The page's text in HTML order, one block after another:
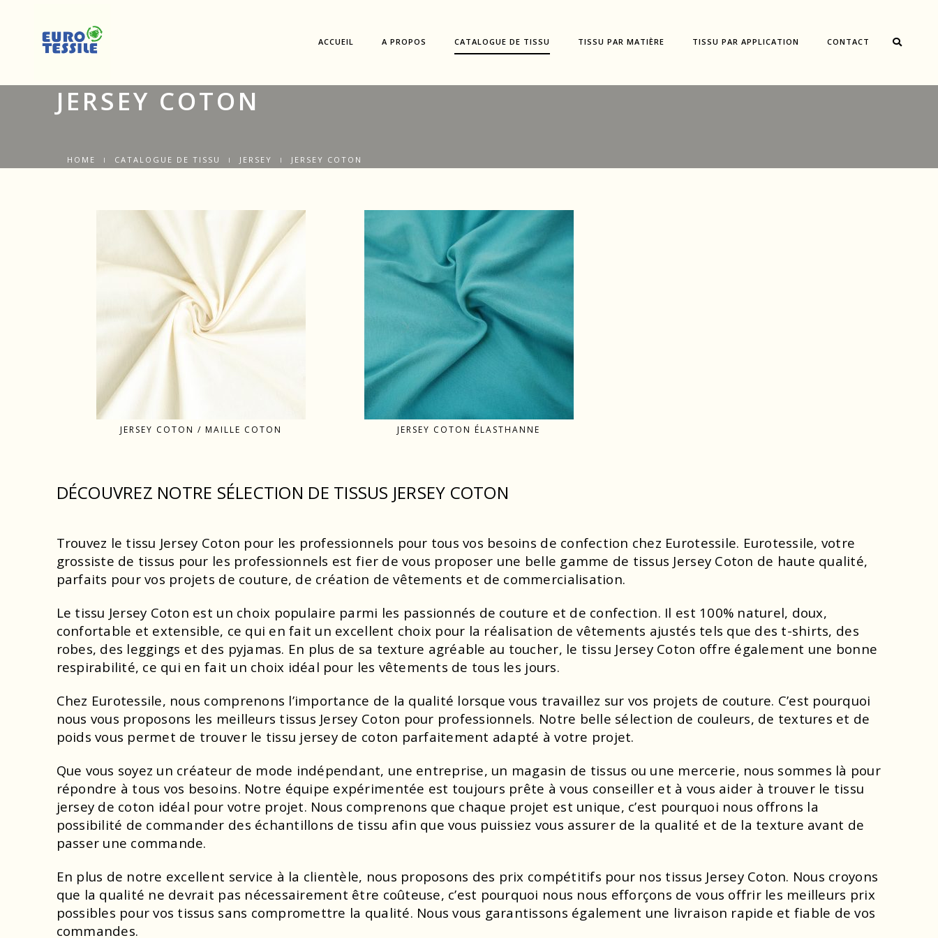
ACCUEIL A PROPOS CATALOGUE DE TISSU TISSU PAR MATIÈRE TISSU PAR APPLICATION CONTACT
JERSEY COTON
HOME CATALOGUE DE TISSU JERSEY JERSEY COTON
JERSEY COTON / MAILLE COTON JERSEY COTON ÉLASTHANNE
DÉCOUVREZ NOTRE SÉLECTION DE TISSUS JERSEY COTON
Trouvez le tissu Jersey Coton pour les professionnels pour tous vos besoins de confection chez Eurotessile. Eurotessile, votre
grossiste de tissus pour les professionnels est fier de vous proposer une belle gamme de tissus Jersey Coton de haute qualité,
parfaits pour vos projets de couture, de création de vêtements et de commercialisation.
Le tissu Jersey Coton est un choix populaire parmi les passionnés de couture et de confection. Il est 100% naturel, doux,
confortable et extensible, ce qui en fait un excellent choix pour la réalisation de vêtements ajustés tels que des t-shirts, des
robes, des leggings et des pyjamas. En plus de sa texture agréable au toucher, le tissu Jersey Coton offre également une bonne
respirabilité, ce qui en fait un choix idéal pour les vêtements de tous les jours.
Chez Eurotessile, nous comprenons l’importance de la qualité lorsque vous travaillez sur vos projets de couture. C’est pourquoi
nous vous proposons les meilleurs tissus Jersey Coton pour professionnels. Notre belle sélection de couleurs, de textures et de
poids vous permet de trouver le tissu jersey de coton parfaitement adapté à votre projet.
Que vous soyez un créateur de mode indépendant, une entreprise, un magasin de tissus ou une mercerie, nous sommes là pour
répondre à tous vos besoins. Notre équipe expérimentée est toujours prête à vous conseiller et à vous aider à trouver le tissu
jersey de coton idéal pour votre projet. Nous comprenons que chaque projet est unique, c’est pourquoi nous offrons la
possibilité de commander des échantillons de tissu afin que vous puissiez vous assurer de la qualité et de la texture avant de
passer une commande.
En plus de notre excellent service à la clientèle, nous proposons des prix compétitifs pour nos tissus Jersey Coton. Nous croyons
que la qualité ne devrait pas nécessairement être coûteuse, c’est pourquoi nous nous efforçons de vous offrir les meilleurs prix
possibles pour vos tissus sans compromettre la qualité. Nous vous garantissons également une livraison rapide et fiable de vos
commandes.